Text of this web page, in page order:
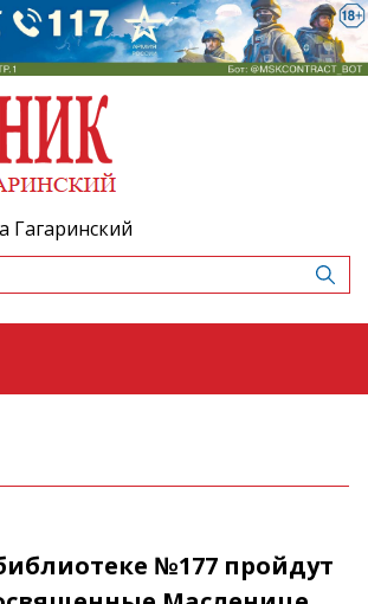
Гагаринский
№177 пройдут